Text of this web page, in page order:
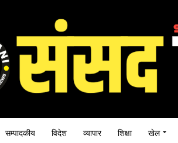
सम्पादकीय विदेश व्यापार शिक्षा खेल